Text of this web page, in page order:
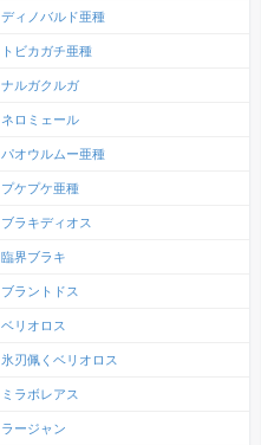
ディノバルド亜種
トビカガチ亜種
ナルガクルガ
ネロミェール
パオウルムー亜種
プケプケ亜種
ブラキディオス
臨界ブラキ
ブラントドス
ベリオロス
氷刃佩くベリオロス
ミラボレアス
ラージャン